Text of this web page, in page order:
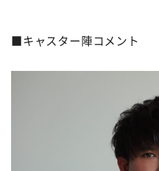
ＬＩＦＥ～夢のカタチ～
ぺこぱのまるスポ
■キャスター陣コメント